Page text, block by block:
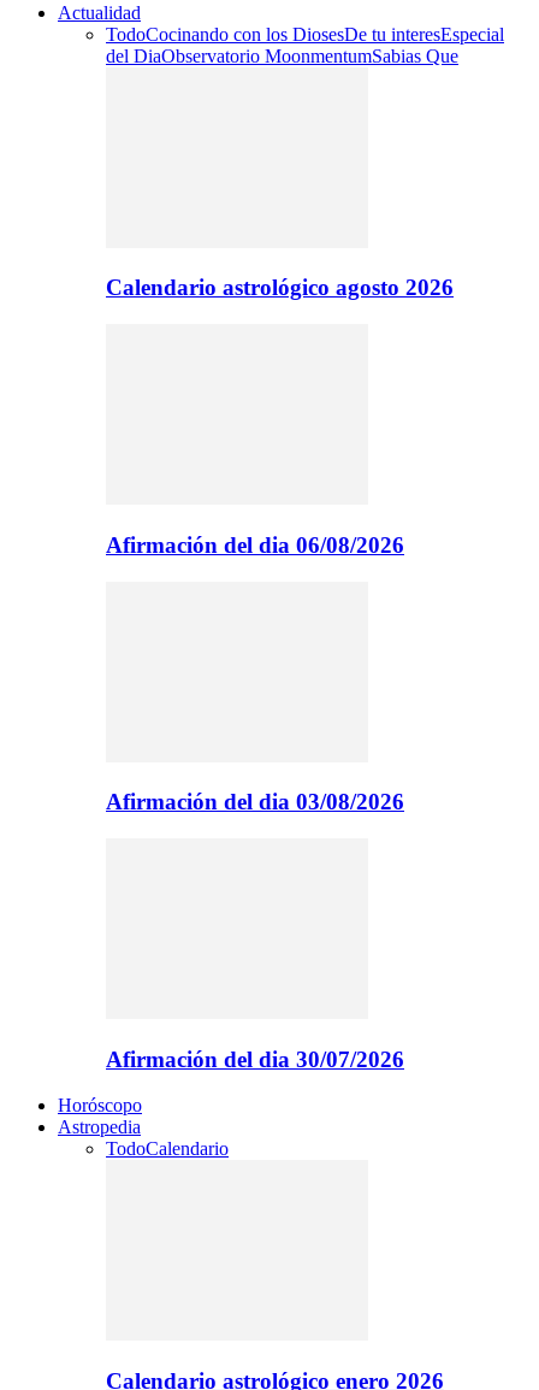
Actualidad
TodoCocinando con los DiosesDe tu interesEspecial
del DiaObservatorio MoonmentumSabias Que
Calendario astrológico agosto 2026
Afirmación del dia 06/08/2026
Afirmación del dia 03/08/2026
Afirmación del dia 30/07/2026
Horóscopo
Astropedia
TodoCalendario
Calendario astrológico enero 2026